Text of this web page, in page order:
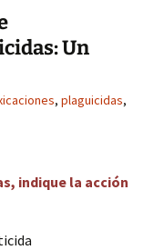
Un
, plaguicidas,
indique la acción